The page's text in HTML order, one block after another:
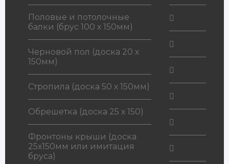
Половые и потолочные
балки (брус 100 х 150мм)
Черновой пол (доска 20 х
150мм)
Стропила (доска 50 х 150мм)
Обрешетка (доска 25 х 150)
Фронтоны крыши (доска
25х150мм или имитация
бруса)